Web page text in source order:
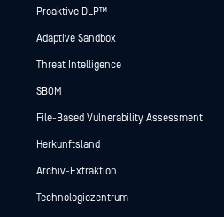
Proaktive DLP™
Adaptive Sandbox
Threat Intelligence
SBOM
File-Based Vulnerability Assessment
Herkunftsland
Archiv-Extraktion
Technologiezentrum